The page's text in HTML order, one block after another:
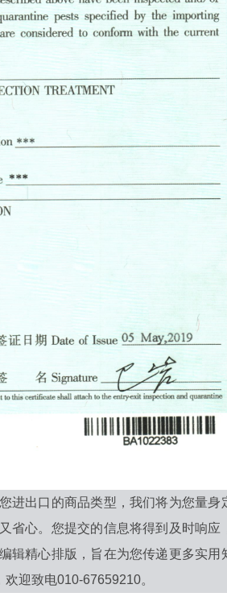
进出口的商品类型，我们将为您量身
省心。您提交的信息将得到及时响应
精心排版，旨在为您传递更多实用
迎致电010-67659210。